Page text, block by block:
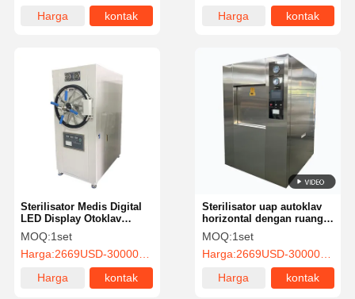
Harga
kontak
Harga
kontak
Sterilisator uap autoklav
horizontal dengan ruang
persegi panjang
MOQ:1set
Harga:2669USD-30000USD
Harga
kontak
Sterilisator Medis Digital
LED Display Otoklav
Horisontal
MOQ:1set
Harga:2669USD-30000USD
Harga
kontak